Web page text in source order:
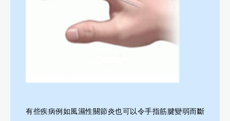
有些疾病例如風濕性關節炎也可以令手指筋腱變弱而斷